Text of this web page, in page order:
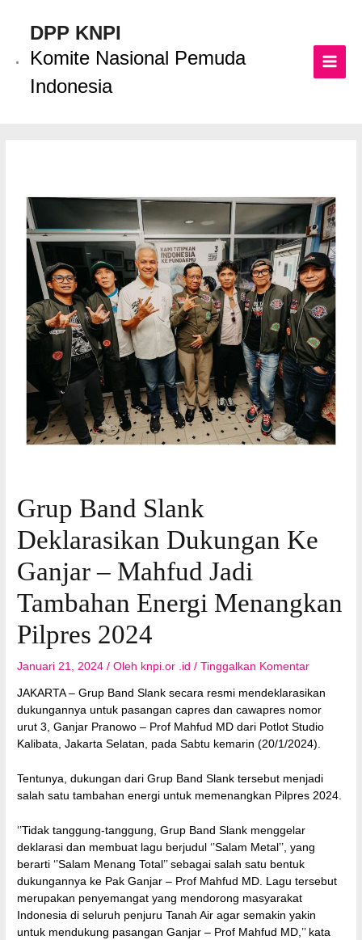
kontenDPP KNPI
Komite Nasional Pemuda
Indonesia
Grup Band Slank
Deklarasikan Dukungan Ke
Ganjar – Mahfud Jadi
Tambahan Energi Menangkan
Pilpres 2024
Januari 21, 2024 / Oleh knpi.or .id /Tinggalkan Komentar
JAKARTA – Grup Band Slank secara resmi mendeklarasikan
dukungannya untuk pasangan capres dan cawapres nomor
urut 3, Ganjar Pranowo – Prof Mahfud MD dari Potlot Studio
Kalibata, Jakarta Selatan, pada Sabtu kemarin (20/1/2024).
Tentunya, dukungan dari Grup Band Slank tersebut menjadi
salah satu tambahan energi untuk memenangkan Pilpres 2024.
‘’Tidak tanggung-tanggung, Grup Band Slank menggelar
deklarasi dan membuat lagu berjudul ‘’Salam Metal’’, yang
berarti ‘’Salam Menang Total’’ sebagai salah satu bentuk
dukungannya ke Pak Ganjar – Prof Mahfud MD. Lagu tersebut
merupakan penyemangat yang mendorong masyarakat
Indonesia di seluruh penjuru Tanah Air agar semakin yakin
untuk mendukung pasangan Ganjar – Prof Mahfud MD,’’ kata